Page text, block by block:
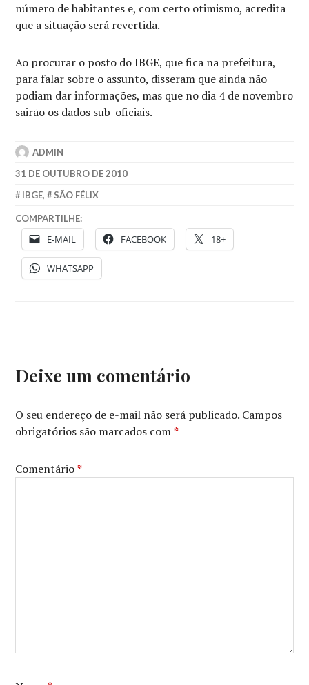
número de habitantes e, com certo otimismo, acredita
que a situação será revertida.
Ao procurar o posto do IBGE, que fica na prefeitura,
para falar sobre o assunto, disseram que ainda não
podiam dar informações, mas que no dia 4 de novembro
sairão os dados sub-oficiais.
ADMIN
31 DE OUTUBRO DE 2010
IBGE, SÃO FÉLIX
COMPARTILHE:
E-MAIL FACEBOOK 18+
WHATSAPP
Deixe um comentário
O seu endereço de e-mail não será publicado. Campos
obrigatórios são marcados com*
Comentário*